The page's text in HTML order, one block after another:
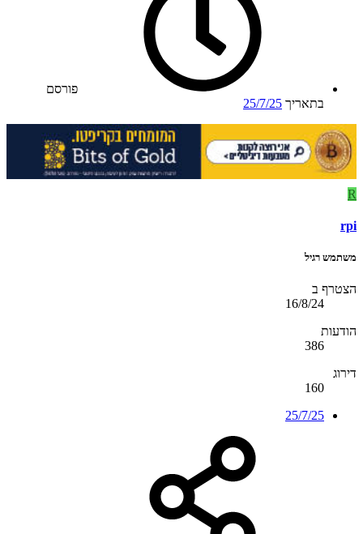
פורסם
בתאריך 25/7/25
R
rpi
משתמש רגיל
הצטרף ב
16/8/24
הודעות
386
דירוג
160
25/7/25